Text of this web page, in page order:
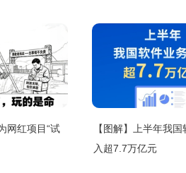
网红项目“试
【图解】上半年我
入超7.7万亿元